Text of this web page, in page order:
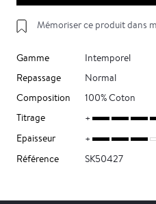
Mémoriser ce produit dans
Gamme
Intemporel
Repassage
Normal
Composition
100% Coton
Titrage
Epaisseur
Référence
SK50427